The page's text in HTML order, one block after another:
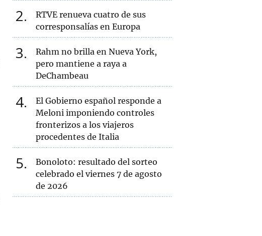
2
RTVE renueva cuatro de sus
corresponsalías en Europa
3
Rahm no brilla en Nueva York,
pero mantiene a raya a
DeChambeau
4
El Gobierno español responde a
Meloni imponiendo controles
fronterizos a los viajeros
procedentes de Italia
5
Bonoloto: resultado del sorteo
celebrado el viernes 7 de agosto
de 2026